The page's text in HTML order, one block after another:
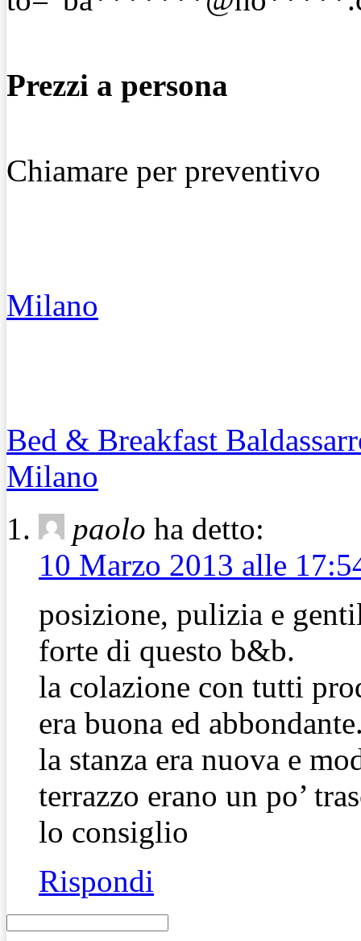
Prezzi a persona
Chiamare per preventivo
Milano
Bed & Breakfast
Milano
paolo ha detto:
10 Marzo 2013 alle
posizione, pulizia e
forte di questo b&b.
la colazione con tutti
era buona ed
la stanza era nuova e
terrazzo erano un po’
lo consiglio
Rispondi